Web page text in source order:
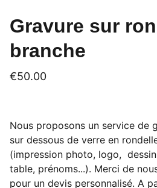
Gravure sur
branche
€50.00
Nous proposons un service de
sur dessous de verre en
(impression photo, logo,
table, prénoms...). Merci de
pour un devis personnalisé. A